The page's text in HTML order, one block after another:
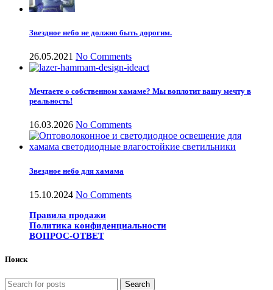
Звездное небо не должно быть дорогим.
26.05.2021 No Comments
Мечтаете о собственном хамаме? Мы воплотит вашу мечту в
реальность!
16.03.2026 No Comments
Звездное небо для хамама
15.10.2024 No Comments
Правила продажи
Политика конфиденциальности
ВОПРОС-ОТВЕТ
Поиск
Search